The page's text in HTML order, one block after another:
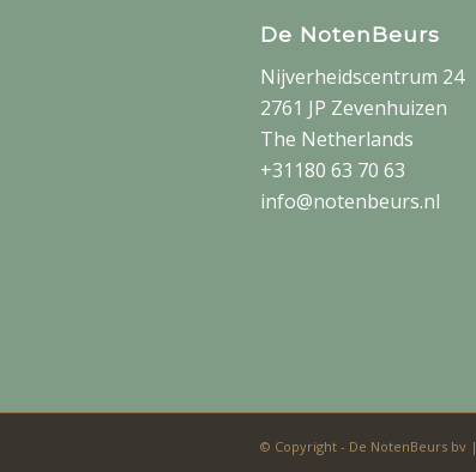
De NotenBeurs
Nijverheidscentrum 24
2761 JP Zevenhuizen
The Netherlands
+31180 63 70 63
info@notenbeurs.nl
© Copyright - De NotenBeurs bv |